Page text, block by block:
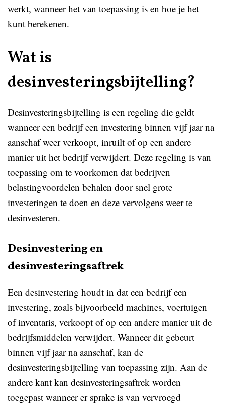
werkt, wanneer het van toepassing is en hoe je het
kunt berekenen.
Wat is
desinvesteringsbijtelling?
Desinvesteringsbijtelling is een regeling die geldt
wanneer een bedrijf een investering binnen vijf jaar na
aanschaf weer verkoopt, inruilt of op een andere
manier uit het bedrijf verwijdert. Deze regeling is van
toepassing om te voorkomen dat bedrijven
belastingvoordelen behalen door snel grote
investeringen te doen en deze vervolgens weer te
desinvesteren.
Desinvestering en
desinvesteringsaftrek
Een desinvestering houdt in dat een bedrijf een
investering, zoals bijvoorbeeld machines, voertuigen
of inventaris, verkoopt of op een andere manier uit de
bedrijfsmiddelen verwijdert. Wanneer dit gebeurt
binnen vijf jaar na aanschaf, kan de
desinvesteringsbijtelling van toepassing zijn. Aan de
andere kant kan desinvesteringsaftrek worden
toegepast wanneer er sprake is van vervroegd